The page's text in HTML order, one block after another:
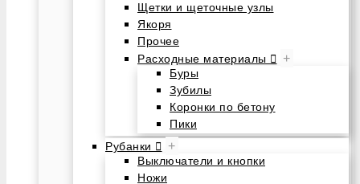
Щетки и щеточные узлы
Якоря
Прочее
Расходные материалы
+
Буры
Зубилы
Коронки по бетону
Пики
Рубанки
+
Выключатели и кнопки
Ножи